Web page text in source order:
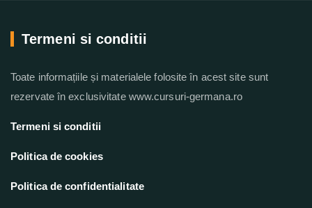
Termeni si conditii
Toate informațiile și materialele folosite în acest site sunt
rezervate în exclusivitate www.cursuri-germana.ro
Termeni si conditii
Politica de cookies
Politica de confidentialitate